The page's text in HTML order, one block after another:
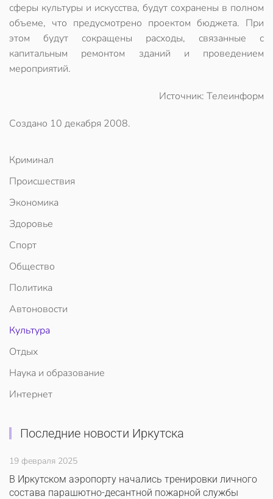
сферы культуры и искусства, будут сохранены в полном
объеме, что предусмотрено проектом бюджета. При
этом будут сокращены расходы, связанные с
капитальным ремонтом зданий и проведением
мероприятий.
Источник: Телеинформ
Создано 10 декабря 2008.
Криминал
Происшествия
Экономика
Здоровье
Спорт
Общество
Политика
Автоновости
Культура
Отдых
Наука и образование
Интернет
Последние новости Иркутска
19 февраля 2025
В Иркутском аэропорту начались тренировки личного
состава парашютно-десантной пожарной службы